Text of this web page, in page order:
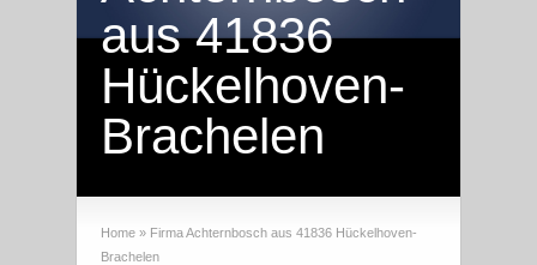
aus 41836
Hückelhoven-
Brachelen
Home » Firma Achternbosch aus 41836 Hückelhoven-
Brachelen